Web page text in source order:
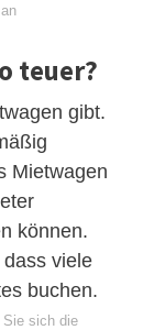
teuer?
gibt.
Mietwagen
können.
viele
buchen.
Sie sich die